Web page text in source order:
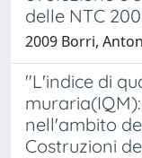
delle NTC
2009 Borri,
"L'indice di
nell'ambito
Costruzioni